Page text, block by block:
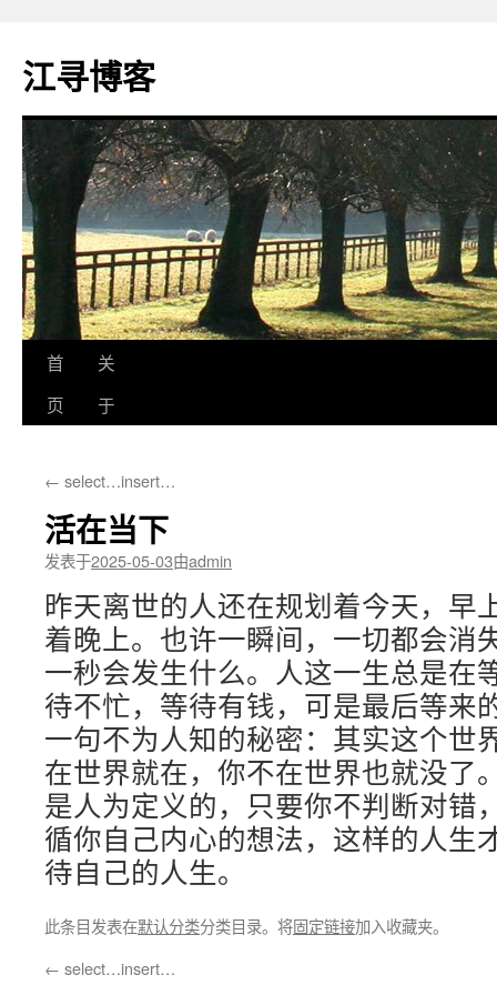
江寻博客
跳
文
首
页
关
于
← select…insert…
活在当下
发表于2025-05-03由admin
昨天离世的人还在规划着今天，早
着晚上。也许一瞬间，一切都会消
一秒会发生什么。人这一生总是在
待不忙，等待有钱，可是最后等来
一句不为人知的秘密：其实这个世
在世界就在，你不在世界也就没了
是人为定义的，只要你不判断对错
循你自己内心的想法，这样的人生
待自己的人生。
此条目发表在默认分类分类目录。将固定链接加入收藏夹。
← select…insert…